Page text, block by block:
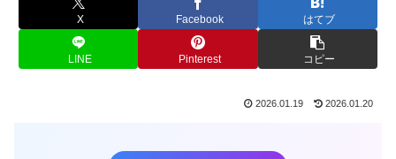
X Facebook はてブ
LINE Pinterest コピー
2026.01.19 2026.01.20